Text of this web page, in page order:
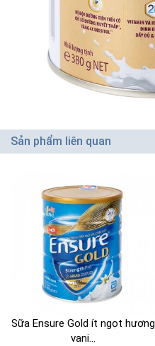
Sản phẩm liên quan
Sữa Ensure Gold ít ngọt hương
vani...